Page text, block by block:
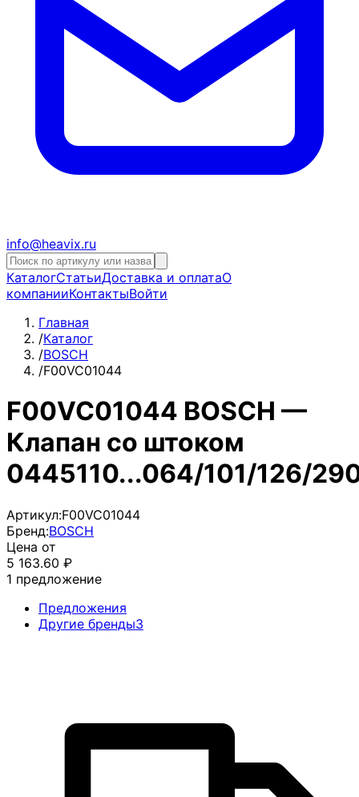
info@heavix.ru
КаталогСтатьиДоставка и оплатаО
компанииКонтактыВойти
Главная
/Каталог
/BOSCH
/F00VC01044
F00VC01044 BOSCH —
Клапан со штоком
0445110...064/101/126/
Артикул:F00VC01044
Бренд:BOSCH
Цена от
5 163.60 ₽
1 предложение
Предложения
Другие бренды3